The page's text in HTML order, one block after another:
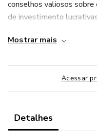
conselhos valiosos
de investimento
linguagem clara e
passo a passo para
Desde os fundamentos
tópicos, incluindo ações,
Mostrar mais
Acessar
Detalhes